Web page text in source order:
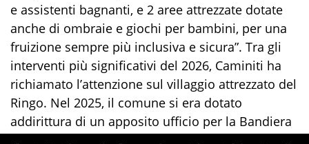
e assistenti bagnanti, e 2 aree attrezzate dotate
anche di ombraie e giochi per bambini, per una
fruizione sempre più inclusiva e sicura”. Tra gli
interventi più significativi del 2026, Caminiti ha
richiamato l’attenzione sul villaggio attrezzato del
Ringo. Nel 2025, il comune si era dotato
addirittura di un apposito ufficio per la Bandiera